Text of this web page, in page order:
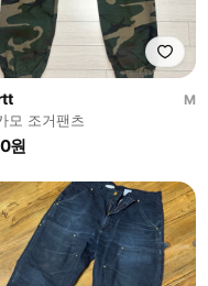
M
모 조거팬츠
원